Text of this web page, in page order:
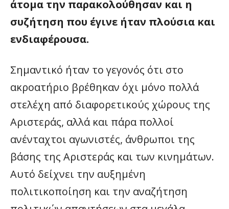
άτομα την παρακολούθησαν και η
συζήτηση που έγινε ήταν πλούσια και
ενδιαφέρουσα.
Σημαντικό ήταν το γεγονός ότι στο
ακροατήριο βρέθηκαν όχι μόνο πολλά
στελέχη από διαφορετικούς χώρους της
Αριστεράς, αλλά και πάρα πολλοί
ανένταχτοι αγωνιστές, άνθρωποι της
βάσης της Αριστεράς και των κινημάτων.
Αυτό δείχνει την αυξημένη
πολιτικοποίηση και την αναζήτηση